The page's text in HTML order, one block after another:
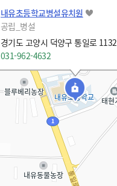
내유초등학교병설유치원
공립_병설
경기도 고양시 덕양구 통일로 1132
031-962-4632